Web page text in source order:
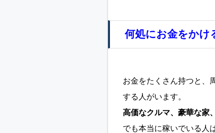
何処にお金をかけ
お金をたくさん持つと、
する人がいます。
高価なクルマ、豪華な家
でも本当に稼いでいる人